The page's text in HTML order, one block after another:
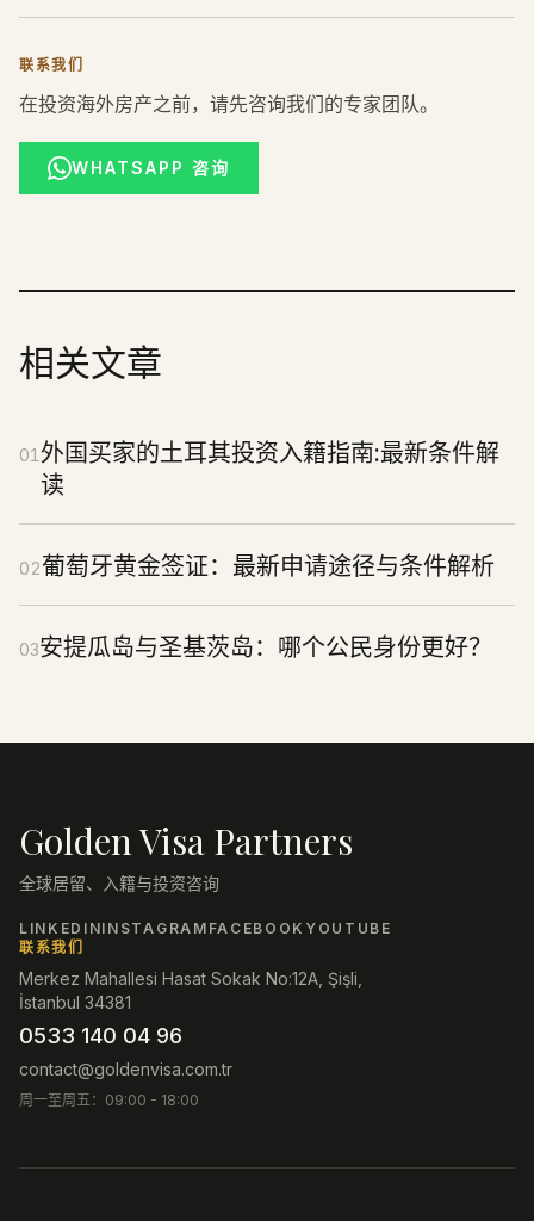
联系我们
在投资海外房产之前，请先咨询我们的专家团队。
WHATSAPP 咨询
相关文章
01 外国买家的土耳其投资入籍指南:最新条件解
读
02葡萄牙黄金签证：最新申请途径与条件解析
03安提瓜岛与圣基茨岛：哪个公民身份更好？
Golden Visa Partners
全球居留、入籍与投资咨询
LINKEDININSTAGRAM FACEBOOK YOUTUBE
联系我们
Merkez Mahallesi Hasat Sokak No:12A, Şişli,
İstanbul 34381
0533 140 04 96
contact@goldenvisa.com.tr
周一至周五：09:00 - 18:00